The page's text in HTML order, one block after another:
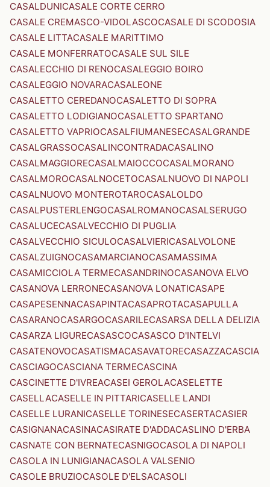
CASALDUNICASALE CORTE CERRO
CASALE CREMASCO-VIDOLASCOCASALE DI SCODOSIA
CASALE LITTACASALE MARITTIMO
CASALE MONFERRATOCASALE SUL SILE
CASALECCHIO DI RENOCASALEGGIO BOIRO
CASALEGGIO NOVARACASALEONE
CASALETTO CEREDANOCASALETTO DI SOPRA
CASALETTO LODIGIANOCASALETTO SPARTANO
CASALETTO VAPRIOCASALFIUMANESECASALGRANDE
CASALGRASSOCASALINCONTRADACASALINO
CASALMAGGIORECASALMAIOCCOCASALMORANO
CASALMOROCASALNOCETOCASALNUOVO DI NAPOLI
CASALNUOVO MONTEROTAROCASALOLDO
CASALPUSTERLENGOCASALROMANOCASALSERUGO
CASALUCECASALVECCHIO DI PUGLIA
CASALVECCHIO SICULOCASALVIERICASALVOLONE
CASALZUIGNOCASAMARCIANOCASAMASSIMA
CASAMICCIOLA TERMECASANDRINOCASANOVA ELVO
CASANOVA LERRONECASANOVA LONATICASAPE
CASAPESENNACASAPINTACASAPROTACASAPULLA
CASARANOCASARGOCASARILECASARSA DELLA DELIZIA
CASARZA LIGURECASASCOCASASCO D'INTELVI
CASATENOVOCASATISMACASAVATORECASAZZACASCIA
CASCIAGOCASCIANA TERMECASCINA
CASCINETTE D'IVREACASEI GEROLACASELETTE
CASELLACASELLE IN PITTARICASELLE LANDI
CASELLE LURANICASELLE TORINESECASERTACASIER
CASIGNANACASINACASIRATE D'ADDACASLINO D'ERBA
CASNATE CON BERNATECASNIGOCASOLA DI NAPOLI
CASOLA IN LUNIGIANACASOLA VALSENIO
CASOLE BRUZIOCASOLE D'ELSACASOLI